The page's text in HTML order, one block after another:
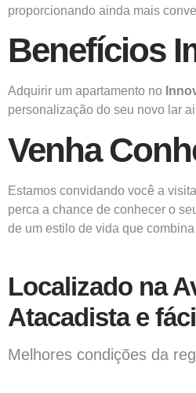
proporcionando ainda mais
Benefícios
Adquirir um apartamento no
personalização do seu novo lar
Venha
Estamos convidando você a
perca a chance de conhecer o
de um estilo de vida que
Localizado na
Atacadista e
Melhores condições da